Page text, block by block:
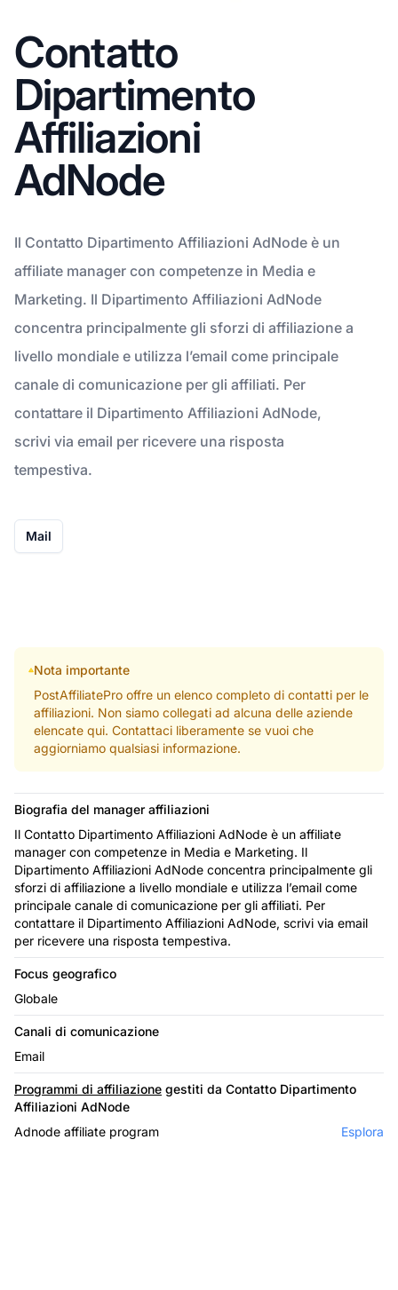
Contatto
Dipartimento
Affiliazioni
AdNode
Il Contatto Dipartimento Affiliazioni AdNode è un
affiliate manager con competenze in Media e
Marketing. Il Dipartimento Affiliazioni AdNode
concentra principalmente gli sforzi di affiliazione a
livello mondiale e utilizza l’email come principale
canale di comunicazione per gli affiliati. Per
contattare il Dipartimento Affiliazioni AdNode,
scrivi via email per ricevere una risposta
tempestiva.
Mail
Nota importante
PostAffiliatePro offre un elenco completo di contatti per le
affiliazioni. Non siamo collegati ad alcuna delle aziende
elencate qui. Contattaci liberamente se vuoi che
aggiorniamo qualsiasi informazione.
Biografia del manager affiliazioni
Il Contatto Dipartimento Affiliazioni AdNode è un affiliate
manager con competenze in Media e Marketing. Il
Dipartimento Affiliazioni AdNode concentra principalmente gli
sforzi di affiliazione a livello mondiale e utilizza l’email come
principale canale di comunicazione per gli affiliati. Per
contattare il Dipartimento Affiliazioni AdNode, scrivi via email
per ricevere una risposta tempestiva.
Focus geografico
Globale
Canali di comunicazione
Email
Programmi di affiliazione gestiti da Contatto Dipartimento
Affiliazioni AdNode
Adnode affiliate program
Esplora